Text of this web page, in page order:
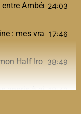
Ambérieu et
24:03
: mes vraies17:46
Half Ironman (et
38:49
appris à aimer
18:43